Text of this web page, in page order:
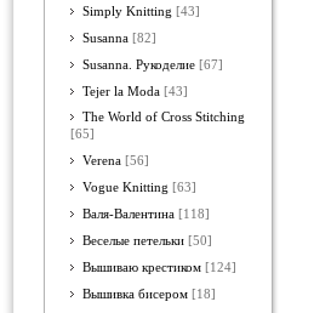
Simply Knitting [43]
Susanna [82]
Susanna. Рукоделие [67]
Tejer la Moda [43]
The World of Cross Stitching
[65]
Verena [56]
Vogue Knitting [63]
Валя-Валентина [118]
Веселые петельки [50]
Вышиваю крестиком [124]
Вышивка бисером [18]